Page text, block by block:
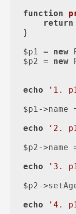
function
return
}
$p1 = new
$p2 = new
echo '1.
$p1->name
echo
'2.
$p2->name
echo
'3.
$p2-
echo
'4.